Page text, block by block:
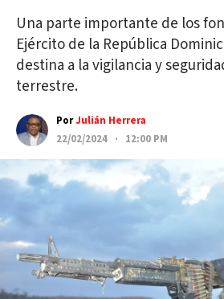
Una parte importante de los
Ejército de la República
destina a la vigilancia y
terrestre.
PorJulián Herrera
22/02/2024 · 12:00 PM